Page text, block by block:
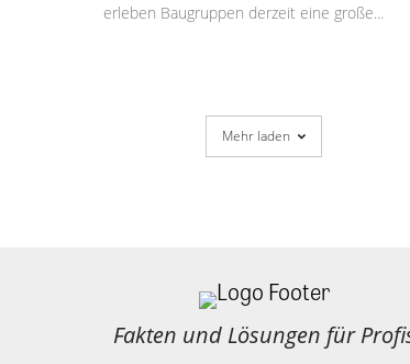
erleben Baugruppen derzeit eine große...
Mehr laden
Fakten und Lösungen für